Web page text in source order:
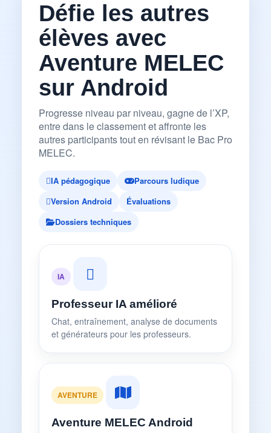
Défie les autres
élèves avec
Aventure MELEC
sur Android
Progresse niveau par niveau, gagne de l’XP,
entre dans le classement et affronte les
autres participants tout en révisant le Bac Pro
MELEC.
IA pédagogique
Parcours ludique
Version Android
Évaluations
Dossiers techniques
IA
Professeur IA amélioré
Chat, entraînement, analyse de documents
et générateurs pour les professeurs.
AVENTURE
Aventure MELEC Android